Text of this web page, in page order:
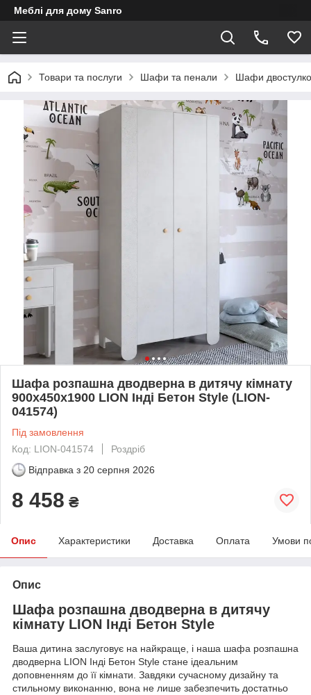
Меблі для дому Sanro
Товари та послуги Шафи та пенали Шафи
Шафа розпашна дводверна в дитячу кімнату
900х450х1900 LION Інді Бетон Style (LION-
041574)
Під замовлення
Код: LION-041574
Роздріб
Відправка з 20 серпня 2026
8 458 ₴
Опис Характеристики Доставка Оплата Умови
Опис
Шафа розпашна дводверна в дитячу
кімнату LION Інді Бетон Style
Ваша дитина заслуговує на найкраще, і наша шафа розпашна
дводверна LION Інді Бетон Style стане ідеальним
доповненням до її кімнати. Завдяки сучасному дизайну та
стильному виконанню, вона не лише забезпечить достатньо